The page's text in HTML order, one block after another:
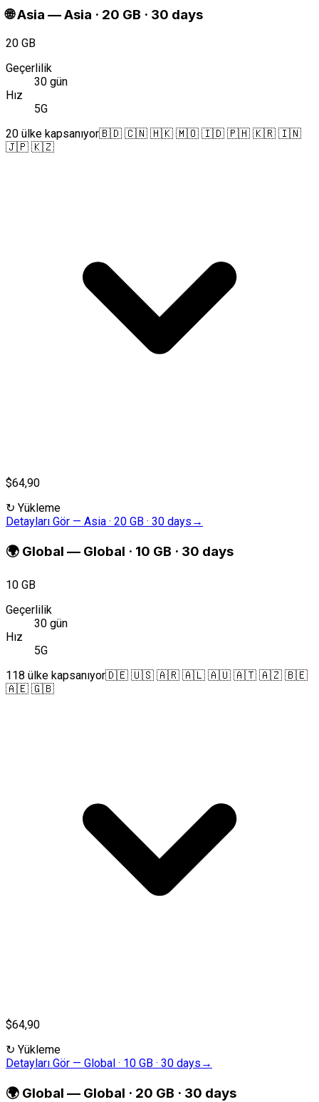
🌐Asia —Asia · 20 GB · 30 days
20 GB
Geçerlilik
30 gün
Hız
5G
20 ülke kapsanıyor🇧🇩 🇨🇳 🇭🇰 🇲🇴 🇮🇩 🇵🇭 🇰🇷 🇮🇳
🇯🇵 🇰🇿
$64,90
↻ Yükleme
Detayları Gör — Asia · 20 GB · 30 days →
🌍 Global — Global · 10 GB · 30 days
10 GB
Geçerlilik
30 gün
Hız
5G
118 ülke kapsanıyor🇩🇪 🇺🇸 🇦🇷 🇦🇱 🇦🇺 🇦🇹 🇦🇿 🇧🇪
🇦🇪 🇬🇧
$64,90
↻ Yükleme
Detayları Gör — Global · 10 GB · 30 days →
🌍 Global — Global · 20 GB · 30 days